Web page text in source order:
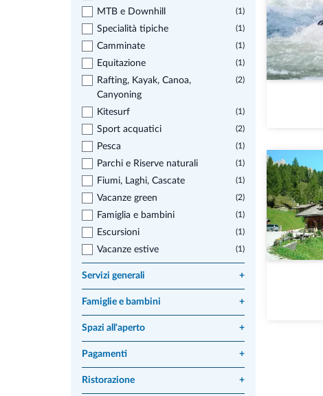
MTB e Downhill (1)
Specialità tipiche (1)
Camminate (1)
Equitazione (1)
Rafting, Kayak, Canoa,
Canyoning
(2)
Kitesurf (1)
Sport acquatici (2)
Pesca (1)
Parchi e Riserve naturali (1)
Fiumi, Laghi, Cascate (1)
Vacanze green (2)
Famiglia e bambini (1)
Escursioni (1)
Vacanze estive (1)
Servizi generali +
Famiglie e bambini +
Spazi all'aperto +
Pagamenti +
Ristorazione +